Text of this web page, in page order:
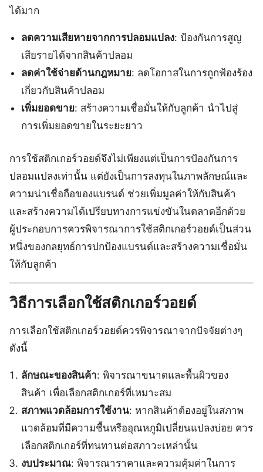
ได้มาก
ลดความเสียหายจากการปลอมแปลง: ป้องกันการสูญ
เสียรายได้จากสินค้าปลอม
ลดค่าใช้จ่ายด้านกฎหมาย: ลดโอกาสในการถูกฟ้องร้อง
เกี่ยวกับสินค้าปลอม
เพิ่มยอดขาย: สร้างความเชื่อมั่นให้กับลูกค้า นำไปสู่
การเพิ่มยอดขายในระยะยาว
การใช้สติกเกอร์วอยด์จึงไม่เพียงแต่เป็นการป้องกันการ
ปลอมแปลงเท่านั้น แต่ยังเป็นการลงทุนในภาพลักษณ์และ
ความน่าเชื่อถือของแบรนด์ ช่วยเพิ่มมูลค่าให้กับสินค้า
และสร้างความได้เปรียบทางการแข่งขันในตลาดอีกด้วย
ผู้ประกอบการควรพิจารณาการใช้สติกเกอร์วอยด์เป็นส่วน
หนึ่งของกลยุทธ์การปกป้องแบรนด์และสร้างความเชื่อมั่น
ให้กับลูกค้า
วิธีการเลือกใช้สติกเกอร์วอยด์
การเลือกใช้สติกเกอร์วอยด์ควรพิจารณาจากปัจจัยต่างๆ
ดังนี้
ลักษณะของสินค้า: พิจารณาขนาดและพื้นผิวของ
สินค้า เพื่อเลือกสติกเกอร์ที่เหมาะสม
สภาพแวดล้อมการใช้งาน: หากสินค้าต้องอยู่ในสภาพ
แวดล้อมที่มีความชื้นหรืออุณหภูมิเปลี่ยนแปลงบ่อย ควร
เลือกสติกเกอร์ที่ทนทานต่อสภาวะเหล่านั้น
งบประมาณ: พิจารณาราคาและความคุ้มค่าในการ